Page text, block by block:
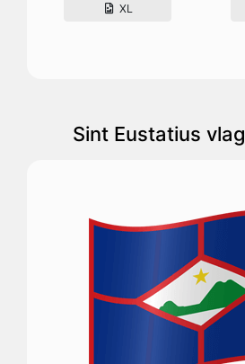
XL
Sint Eustatius vlag